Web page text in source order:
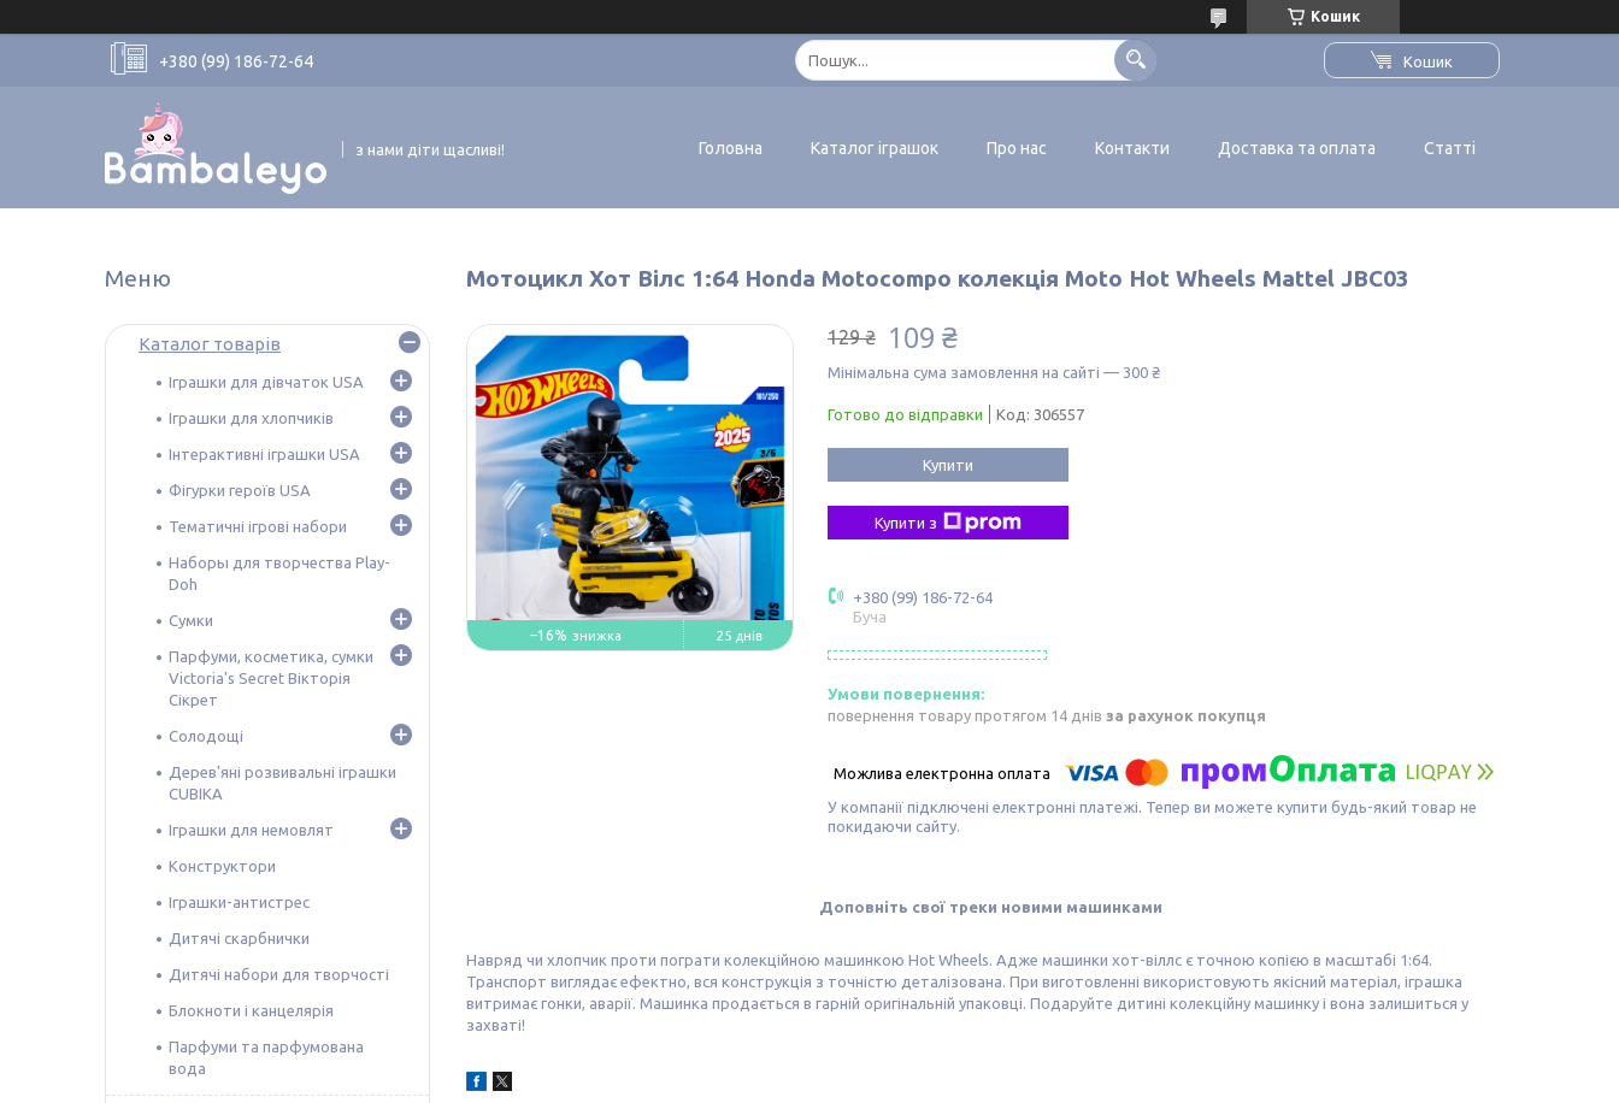
Кошик
+380 (99) 186-72-64 Кошик
з нами діти щасливі! Головна Каталог іграшок Про нас Контакти Доставка та оплата Статті
Мотоцикл Хот Вілс 1:64 Honda Motocompo колекція Moto Hot Wheels Mattel JBC03
–16% 25 днів
129 ₴ 109 ₴
Мінімальна сума замовлення на сайті — 300 ₴
Готово до відправки Код: 306557
Купити
Купити з
+380 (99) 186-72-64
Буча
повернення товару протягом 14 днів за рахунок покупця
У компанії підключені електронні платежі. Тепер ви можете купити будь-який товар не
покидаючи сайту.
Доповніть свої треки новими машинками
Навряд чи хлопчик проти пограти колекційною машинкою Hot Wheels. Адже машинки хот-віллс є точною копією в масштабі 1:64.
Транспорт виглядає ефектно, вся конструкція з точністю деталізована. При виготовленні використовують якісний матеріал, іграшка
витримає гонки, аварії. Машинка продається в гарній оригінальній упаковці. Подаруйте дитині колекційну машинку і вона залишиться у
захваті!
Каталог товарів
Іграшки для дівчаток USA
Іграшки для хлопчиків
Інтерактивні іграшки USA
Фігурки героїв USA
Тематичні ігрові набори
Наборы для творчества Play-
Doh
Сумки
Парфуми, косметика, сумки
Victoria's Secret Вікторія
Сікрет
Солодощі
Дерев'яні розвивальні іграшки
CUBIKA
Іграшки для немовлят
Конструктори
Іграшки-антистрес
Дитячі скарбнички
Дитячі набори для творчості
Блокноти і канцелярія
Парфуми та парфумована
вода